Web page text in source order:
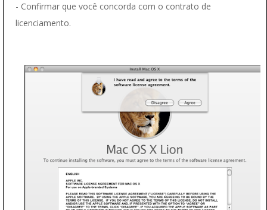
- Confirmar que você concorda com o contrato de
licenciamento.